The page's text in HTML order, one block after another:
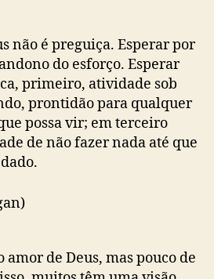
não é preguiça. Esperar por
do esforço. Esperar
primeiro, atividade sob
prontidão para qualquer
possa vir; em terceiro
de não fazer nada até que
amor de Deus, mas pouco de